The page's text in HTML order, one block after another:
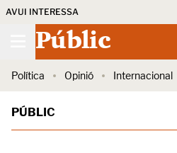
AVUI INTERESSA
Públic
Política Opinió Internacional
PÚBLIC